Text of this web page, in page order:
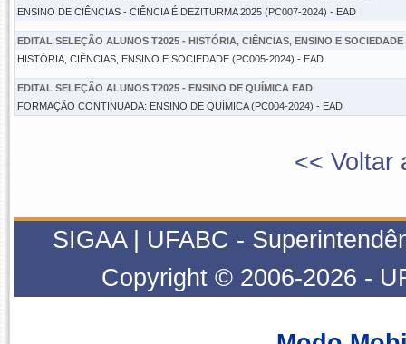
ENSINO DE CIÊNCIAS - CIÊNCIA É DEZ!TURMA 2025 (PC007-2024) - EAD
EDITAL SELEÇÃO ALUNOS T2025 - HISTÓRIA, CIÊNCIAS, ENSINO E SOCIEDADE
HISTÓRIA, CIÊNCIAS, ENSINO E SOCIEDADE (PC005-2024) - EAD
EDITAL SELEÇÃO ALUNOS T2025 - ENSINO DE QUÍMICA EAD
FORMAÇÃO CONTINUADA: ENSINO DE QUÍMICA (PC004-2024) - EAD
<< Voltar
SIGAA | UFABC -
Copyright © 2006-2026 -